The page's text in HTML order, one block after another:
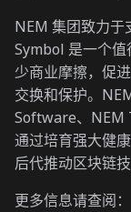
NEM 集团致力于
Symbol 是一个
少商业摩擦，促
交换和保护。
Software、NEM
通过培育强大健
后代推动区块链技
更多信息请查阅